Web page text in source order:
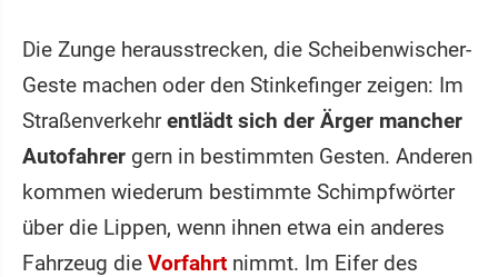
Die Zunge herausstrecken, die Scheibenwischer-
Geste machen oder den Stinkefinger zeigen: Im
Straßenverkehrentlädt sich der Ärger mancher
Autofahrer gern in bestimmten Gesten. Anderen
kommen wiederum bestimmte Schimpfwörter
über die Lippen, wenn ihnen etwa ein anderes
Fahrzeug die Vorfahrt nimmt. Im Eifer des